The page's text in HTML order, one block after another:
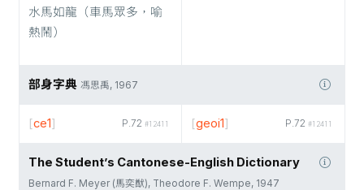
水馬如龍（車馬眾多，喻
熱鬧）
部身字典 馮思禹, 1967
P.72 #12411
[ce1] P.72 #12411
[geoi1]
The Student’s Cantonese-English Dictionary
Bernard F. Meyer (馬奕猷), Theodore F. Wempe, 1947